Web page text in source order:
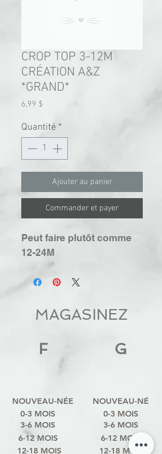
CROP TOP 3-12M
CRÉATION A&Z
*GRAND*
6,99 $
Quantité *
Ajouter au panier
Commander et payer
Peut faire plutôt comme
12-24M
MAGASINEZ
F G
NOUVEAU-NÉE
0-3 MOIS
6-12 MOIS
12-18 MOIS
3-6 MOIS
NOUVEAU-NÉ
0-3 MOIS
6-12 MOIS
12-18 MOIS
3-6 MOIS